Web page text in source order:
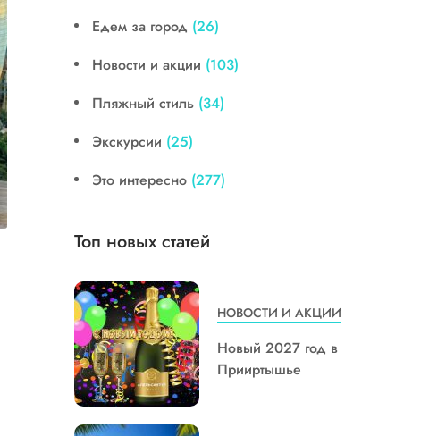
Едем за город (26)
Новости и акции (103)
Пляжный стиль (34)
Экскурсии (25)
Это интересно (277)
Топ новых статей
НОВОСТИ И АКЦИИ
Новый 2027 год в
Прииртышье